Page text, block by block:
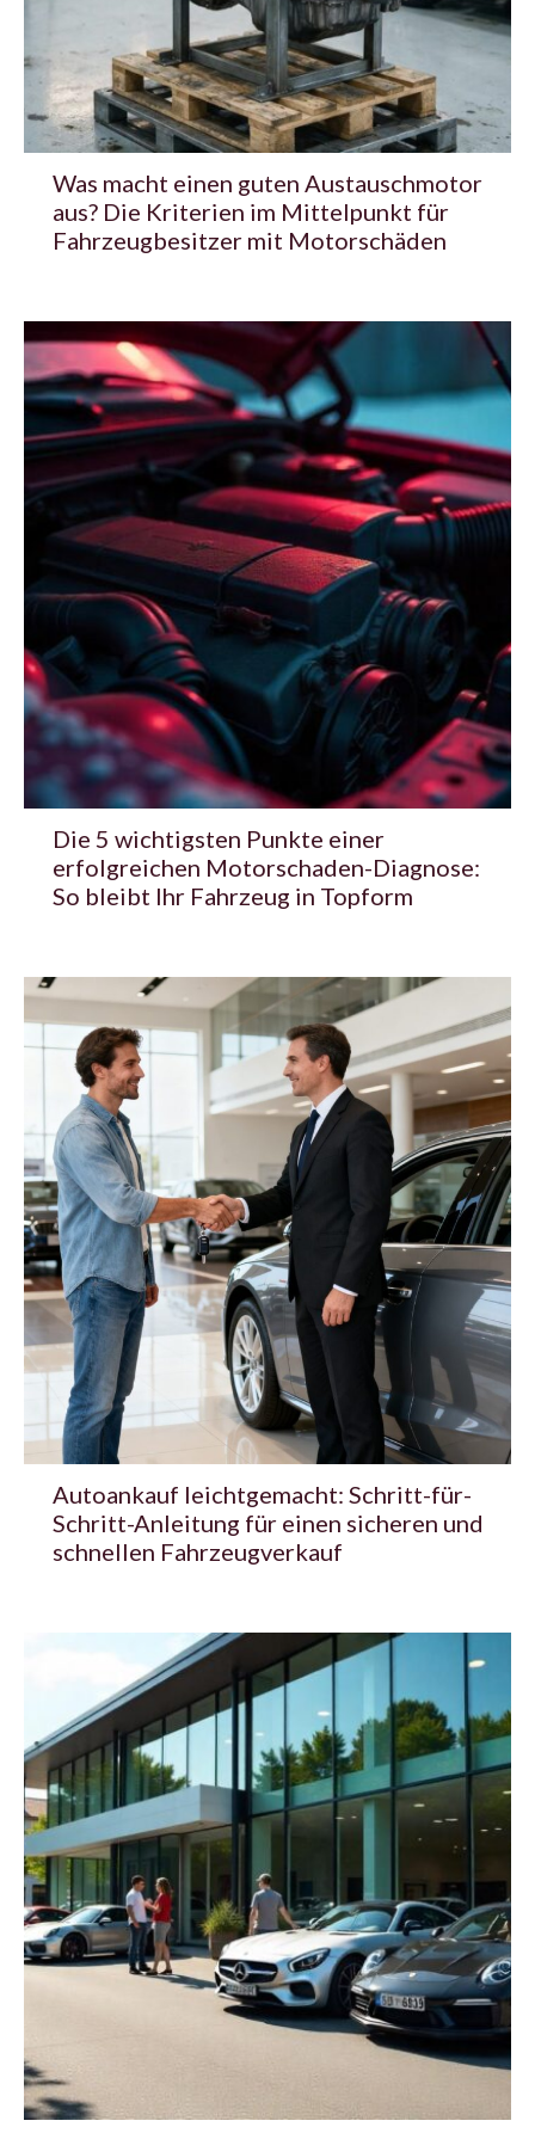
Was macht einen guten Austauschmotor
aus? Die Kriterien im Mittelpunkt für
Fahrzeugbesitzer mit Motorschäden
Die 5 wichtigsten Punkte einer
erfolgreichen Motorschaden-Diagnose:
So bleibt Ihr Fahrzeug in Topform
Autoankauf leichtgemacht: Schritt-für-
Schritt-Anleitung für einen sicheren und
schnellen Fahrzeugverkauf